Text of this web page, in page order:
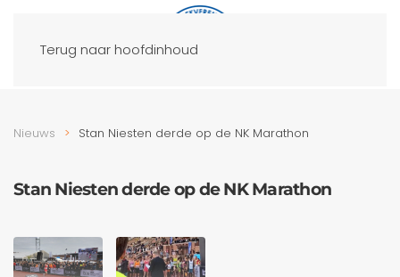
Terug naar hoofdinhoud
Nieuws Stan Niesten derde op de NK Marathon
Stan Niesten derde op de NK Marathon